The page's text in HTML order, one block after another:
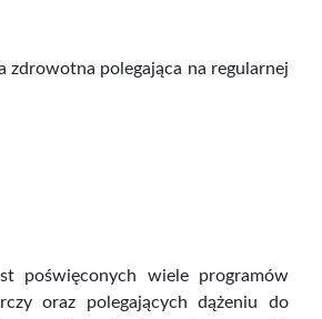
zdrowotna polegająca na regularnej
poświęconych wiele programów
oraz polegających dążeniu do